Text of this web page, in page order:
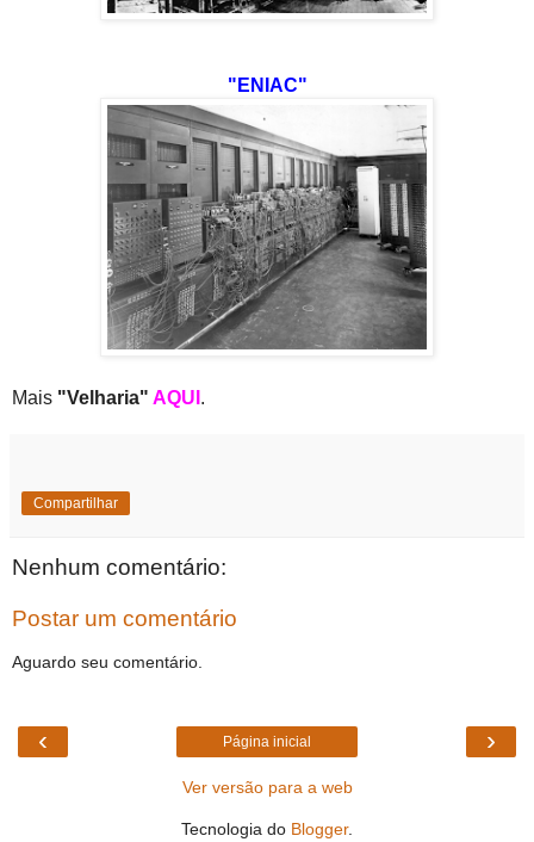
"ENIAC"
Mais "Velharia" AQUI .
Compartilhar
Nenhum comentário:
Postar um comentário
Aguardo seu comentário.
‹ ›
Página inicial
Ver versão para a web
Tecnologia do Blogger.